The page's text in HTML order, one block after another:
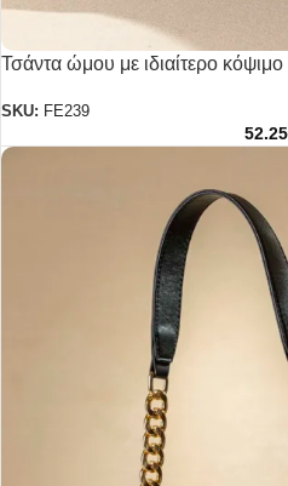
Τσάντα ώμου με ιδιαίτερο
SKU: FE239
52.25